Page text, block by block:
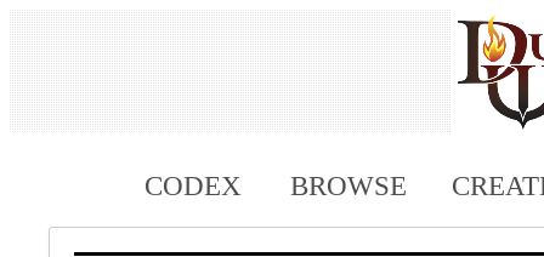
CODEX BROWSE